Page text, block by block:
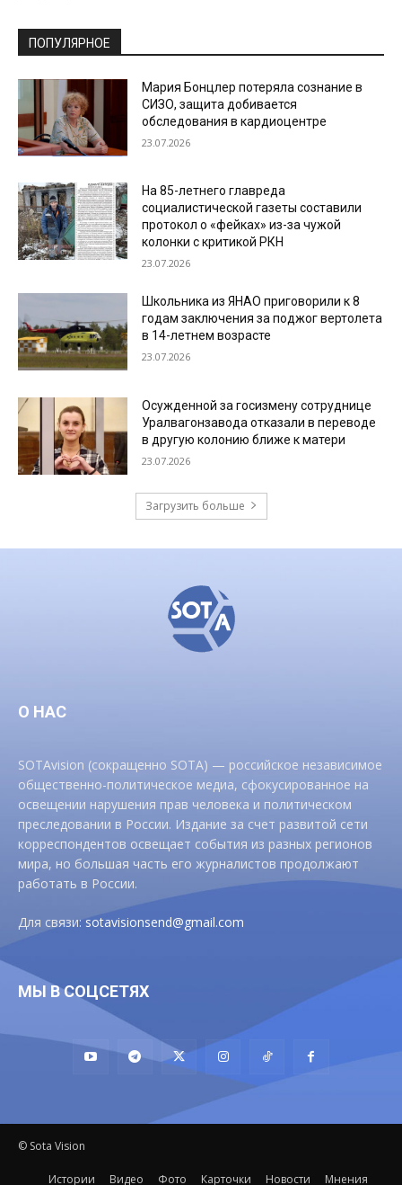
ПОПУЛЯРНОЕ
Мария Бонцлер потеряла сознание в
СИЗО, защита добивается
обследования в кардиоцентре
23.07.2026
На 85-летнего главреда
социалистической газеты составили
протокол о «фейках» из-за чужой
колонки с критикой РКН
23.07.2026
Школьника из ЯНАО приговорили к 8
годам заключения за поджог вертолета
в 14-летнем возрасте
23.07.2026
Осужденной за госизмену сотруднице
Уралвагонзавода отказали в переводе
в другую колонию ближе к матери
23.07.2026
Загрузить больше
О НАС
SOTAvision (сокращенно SOTA) — российское независимое
общественно-политическое медиа, сфокусированное на
освещении нарушения прав человека и политическом
преследовании в России. Издание за счет развитой сети
корреспондентов освещает события из разных регионов
мира, но большая часть его журналистов продолжают
работать в России.
Для связи:sotavisionsend@gmail.com
МЫ В СОЦСЕТЯХ
© Sota Vision
Истории Видео Фото Карточки Новости Мнения